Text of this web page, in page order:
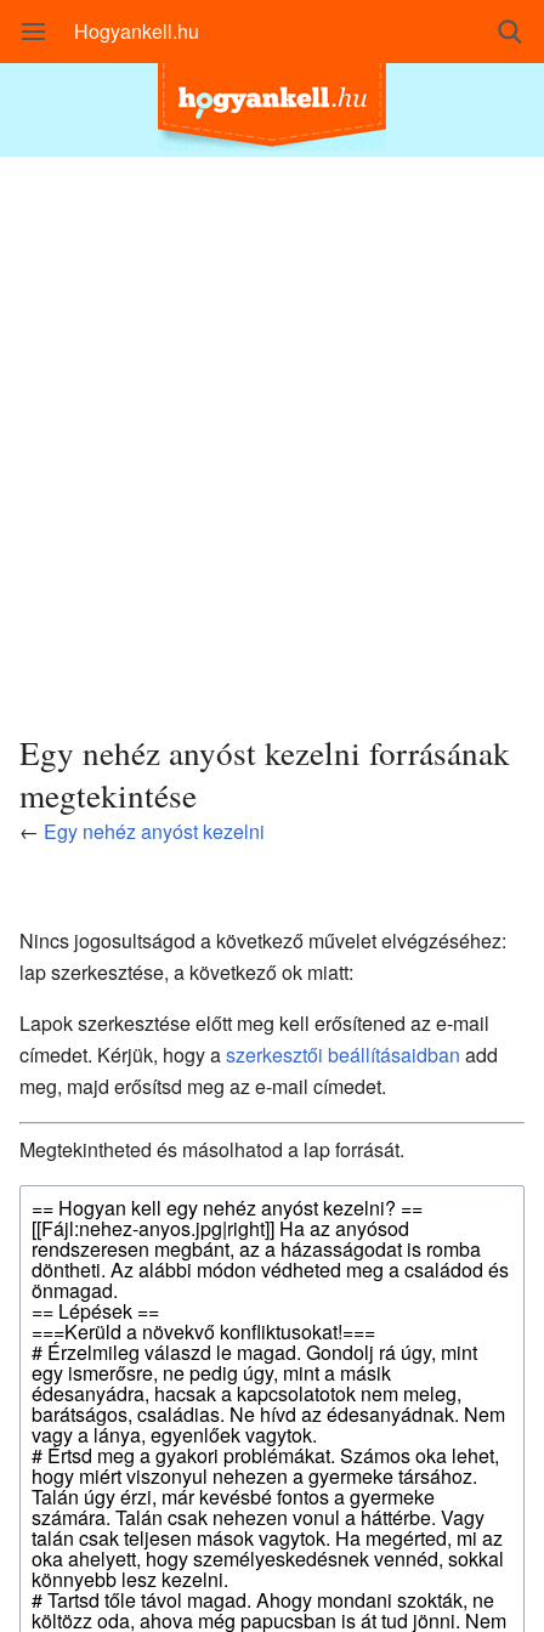
Hogyankell.hu
Egy nehéz anyóst kezelni forrásának
megtekintése
← Egy nehéz anyóst kezelni
Nincs jogosultságod a következő művelet elvégzéséhez:
lap szerkesztése, a következő ok miatt:
Lapok szerkesztése előtt meg kell erősítened az e-mail
címedet. Kérjük, hogy aszerkesztői beállításaidban add
meg, majd erősítsd meg az e-mail címedet.
Megtekintheted és másolhatod a lap forrását.